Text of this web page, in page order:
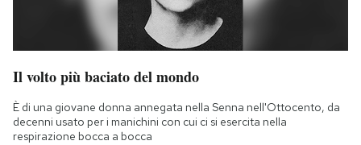
Il volto più baciato del mondo
È di una giovane donna annegata nella Senna nell'Ottocento, da
decenni usato per i manichini con cui ci si esercita nella
respirazione bocca a bocca